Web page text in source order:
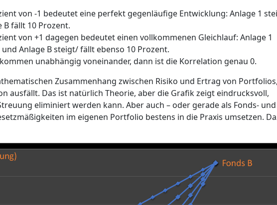
von -1 bedeutet eine perfekt gegenläufige Entwicklung: Anlage 1
B fällt 10 Prozent.
von +1 dagegen bedeutet einen vollkommenen Gleichlauf: Anlage 1
Anlage B steigt/ fällt ebenso 10 Prozent.
unabhängig voneinander, dann ist die Korrelation genau 0.
Zusammenhang zwischen Risiko und Ertrag von
ausfällt. Das ist natürlich Theorie, aber die Grafik zeigt eindrucksvoll,
eliminiert werden kann. Aber auch – oder gerade als Fonds- und
im eigenen Portfolio bestens in die Praxis umsetzen.